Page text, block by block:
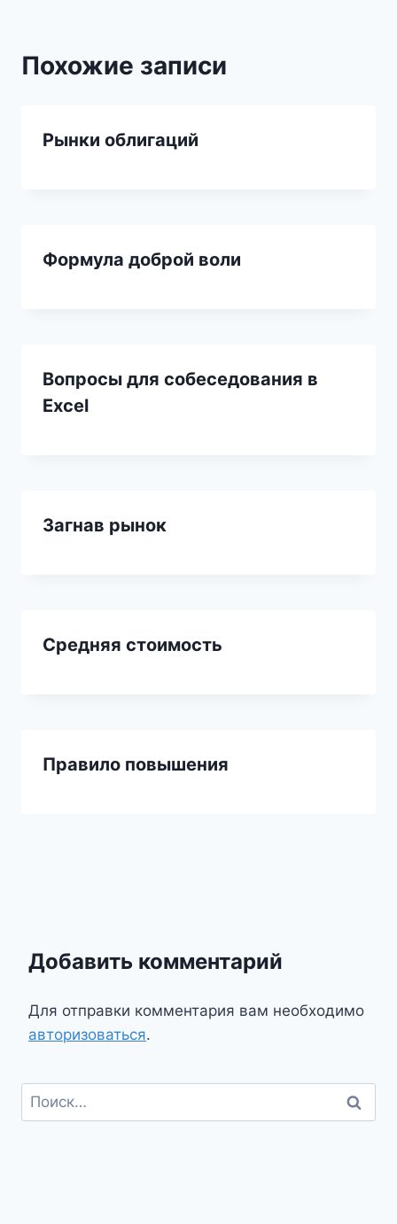
Похожие записи
Рынки облигаций
Формула доброй воли
Вопросы для собеседования в
Excel
Загнав рынок
Средняя стоимость
Правило повышения
Добавить комментарий
Для отправки комментария вам необходимо
авторизоваться.
Найти: